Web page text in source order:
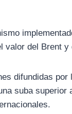
valor del Brent
difundidas
suba superior